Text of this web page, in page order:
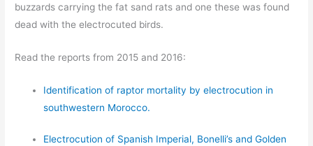
buzzards carrying the fat sand rats and one these was found
dead with the electrocuted birds.
Read the reports from 2015 and 2016:
Identification of raptor mortality by electrocution in
southwestern Morocco.
Electrocution of Spanish Imperial, Bonelli’s and Golden